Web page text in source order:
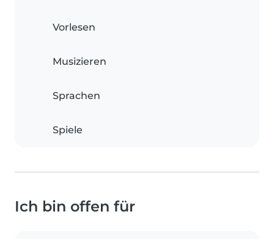
Vorlesen
Musizieren
Sprachen
Spiele
Ich bin offen für